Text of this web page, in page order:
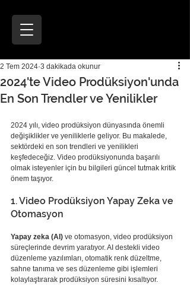
2024'te Video Prodüksiyon'unda
En Son Trendler ve Yenilikler
2 Tem 2024 3 dakikada okunur
2024 yılı, video prodüksiyon dünyasında önemli
değişiklikler ve yeniliklerle geliyor. Bu makalede,
sektördeki en son trendleri ve yenilikleri
keşfedeceğiz. Video prodüksiyonunda başarılı
olmak isteyenler için bu bilgileri güncel tutmak kritik
önem taşıyor.
1. Video Prodüksiyon Yapay Zeka ve
Otomasyon
Yapay zeka (AI) ve otomasyon, video prodüksiyon
süreçlerinde devrim yaratıyor. AI destekli video
düzenleme yazılımları, otomatik renk düzeltme,
sahne tanıma ve ses düzenleme gibi işlemleri
kolaylaştırarak prodüksiyon süresini kısaltıyor.